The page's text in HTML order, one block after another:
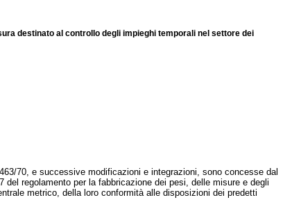
destinato al controllo degli impieghi temporali nel settore dei
70, e successive modificazioni e integrazioni, sono concesse dal
regolamento per la fabbricazione dei pesi, delle misure e degli
metrico, della loro conformità alle disposizioni dei predetti